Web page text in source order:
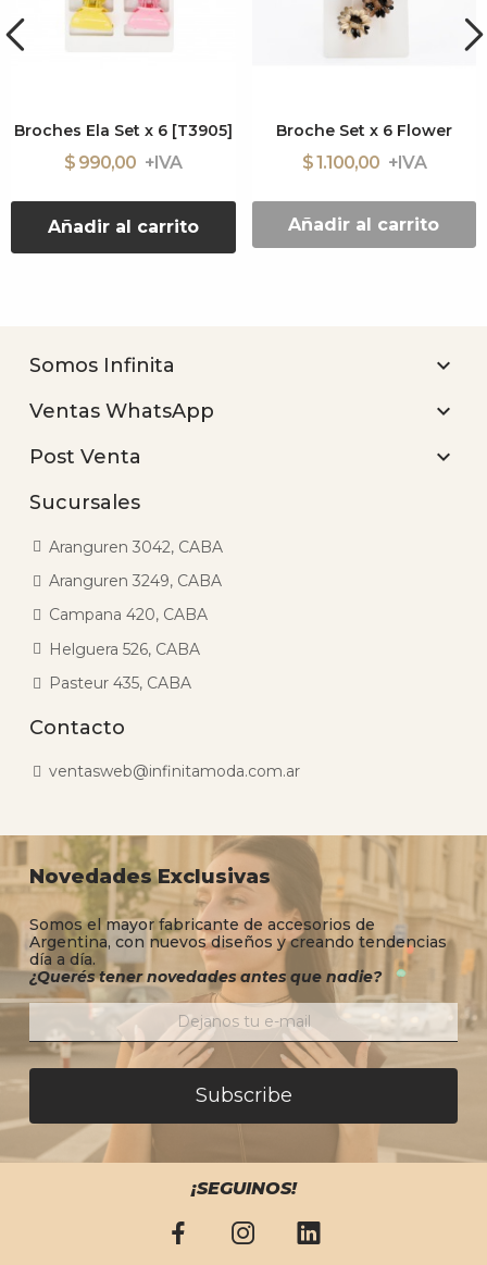
Broches Ela Set x 6 [T3905]
$ 990,00
Añadir al carrito
Broche Set x 6 Flower
$ 1.100,00
Añadir al carrito
Somos Infinita 
Ventas WhatsApp 
Post Venta 
Sucursales
Aranguren 3042, CABA
Aranguren 3249, CABA
Campana 420, CABA
Helguera 526, CABA
Pasteur 435, CABA
Contacto
ventasweb@infinitamoda.com.ar
Novedades Exclusivas
Somos el mayor fabricante de accesorios de
Argentina, con nuevos diseños y creando tendencias
día a día.
¿Querés tener novedades antes que nadie?
Subscribe
¡SEGUINOS!